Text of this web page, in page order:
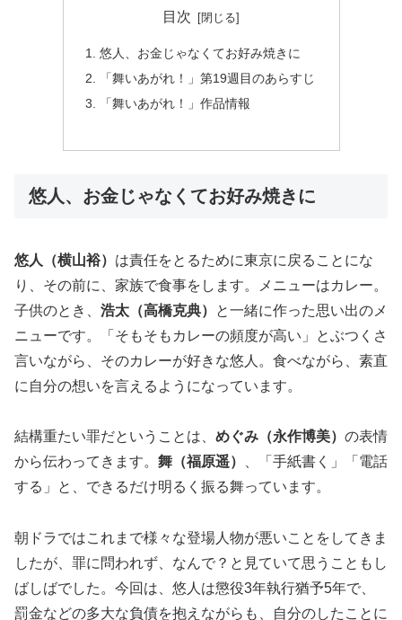
目次
悠人、お金じゃなくてお好み焼きに
「舞いあがれ！」第19週目のあらすじ
「舞いあがれ！」作品情報
悠人、お金じゃなくてお好み焼きに
悠人（横山裕） は責任をとるために東京に戻ることにな
り、その前に、家族で食事をします。メニューはカレー。
子供のとき、 浩太（高橋克典）
と一緒に作った思い出のメ
ニューです。「そもそもカレーの頻度が高い」とぶつくさ
言いながら、そのカレーが好きな悠人。食べながら、素直
に自分の想いを言えるようになっています。
結構重たい罪だということは、 めぐみ（永作博美） の表情
から伝わってきます。 舞（福原遥）
、「手紙書く」「電話
する」と、できるだけ明るく振る舞っています。
朝ドラではこれまで様々な登場人物が悪いことをしてきま
したが、罪に問われず、なんで？と見ていて思うこともし
ばしばでした。今回は、悠人は懲役3年執行猶予5年で、
罰金などの多大な負債を抱えながらも、自分のしたことに